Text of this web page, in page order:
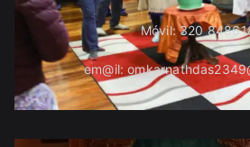
Móvil: 320
em@il: